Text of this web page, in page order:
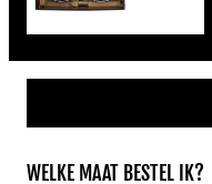
WELKE MAAT BESTEL IK?